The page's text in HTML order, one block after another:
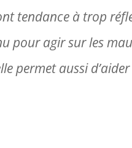
tendance à trop
pour agir sur les
permet aussi